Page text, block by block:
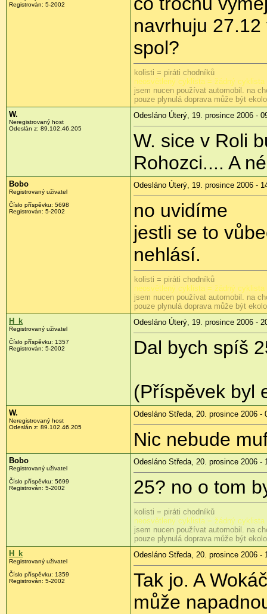
Registrován: 5-2002
navrhuju
spol?
kolisti = piráti chodníků
neosvětlený cyklista = žádný cyklista
jsem nucen používat automobil. na
pouze plynulá doprava může být
W.
Neregistrovaný host
Odeslán z: 89.102.46.205
Odesláno Úterý, 19. prosince 2006 -
W. sice v Roli
Rohozci.... A
Bobo
Registrovaný uživatel
Číslo příspěvku: 5698
Registrován: 5-2002
Odesláno Úterý, 19. prosince 2006 -
no uvidíme
jestli se to
nehlásí.
kolisti = piráti chodníků
neosvětlený cyklista = žádný cyklista
jsem nucen používat automobil. na
pouze plynulá doprava může být
H_k
Registrovaný uživatel
Číslo příspěvku: 1357
Registrován: 5-2002
Odesláno Úterý, 19. prosince 2006 -
Dal bych spíš
(Příspěvek byl
W.
Neregistrovaný host
Odeslán z: 89.102.46.205
Odesláno Středa, 20. prosince 2006 -
Nic nebude
Bobo
Registrovaný uživatel
Číslo příspěvku: 5699
Registrován: 5-2002
Odesláno Středa, 20. prosince 2006 -
25? no o tom
kolisti = piráti chodníků
neosvětlený cyklista = žádný cyklista
jsem nucen používat automobil. na
pouze plynulá doprava může být
H_k
Registrovaný uživatel
Číslo příspěvku: 1359
Registrován: 5-2002
Odesláno Středa, 20. prosince 2006 -
Tak jo. A
může